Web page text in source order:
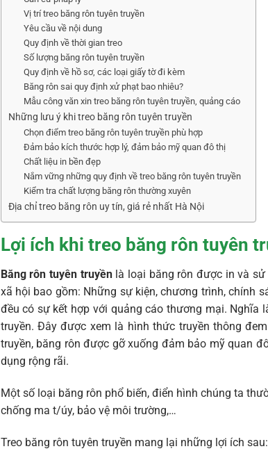
Vị trí treo băng rôn tuyên truyền
Yêu cầu về nội dung
Quy định về thời gian treo
Số lượng băng rôn tuyên truyền
Quy định về hồ sơ, các loại giấy tờ đi kèm
Băng rôn sai quy định xử phạt bao nhiêu?
Mẫu công văn xin treo băng rôn tuyên truyền, quảng cáo
Những lưu ý khi treo băng rôn tuyên truyền
Chọn điểm treo băng rôn tuyên truyền phù hợp
Đảm bảo kích thước hợp lý, đảm bảo mỹ quan đô thị
Chất liệu in bền đẹp
Nắm vững những quy định về treo băng rôn tuyên truyền
Kiểm tra chất lượng băng rôn thường xuyên
Địa chỉ treo băng rôn uy tín, giá rẻ nhất Hà Nội
Lợi ích khi treo băng rôn tuyên
Băng rôn tuyên truyềnlà loại băng rôn được in và sử
xã hội bao gồm: Những sự kiện, chương trình, chính
đều có sự kết hợp với quảng cáo thương mại. Nghĩa
truyền. Đây được xem là hình thức truyền thông
truyền, băng rôn được gỡ xuống đảm bảo mỹ quan
dụng rộng rãi.
Một số loại băng rôn phổ biến, điển hình chúng ta
chống ma t/úy, bảo vệ môi trường,…
Treo băng rôn tuyên truyền mang lại những lợi ích sau: